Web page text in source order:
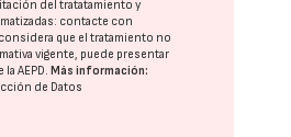
del tratatamiento y
contacte con
que el tratamiento no
vigente, puede presentar
laAEPD. Más información:
de Datos